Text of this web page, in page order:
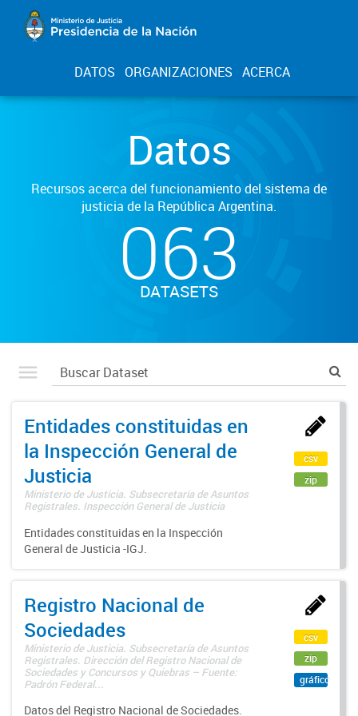
DATOS ORGANIZACIONES ACERCA
Datos
Recursos acerca del funcionamiento del sistema de
justicia de la República Argentina.
063
DATASETS
Entidades constituidas en
la Inspección General de
Justicia
Ministerio de Justicia. Subsecretaría de Asuntos
Registrales. Inspección General de Justicia
Entidades constituidas en la Inspección
General de Justicia -IGJ.
csv
zip
Registro Nacional de
Sociedades
Ministerio de Justicia. Subsecretaría de Asuntos
Registrales. Dirección del Registro Nacional de
Sociedades y Concursos y Quiebras – Fuente:
Padrón Federal...
Datos del Registro Nacional de Sociedades.
csv
zip
gráfico